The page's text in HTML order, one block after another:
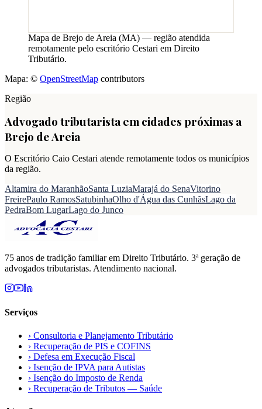
Mapa de Brejo de Areia (MA) — região atendida
remotamente pelo escritório Cestari em Direito
Tributário.
Mapa: © OpenStreetMap contributors
Região
Advogado tributarista em cidades próximas a
Brejo de Areia
O Escritório Caio Cestari atende remotamente todos os municípios
da região.
Altamira do MaranhãoSanta LuziaMarajá do SenaVitorino
FreirePaulo RamosSatubinhaOlho d'Água das CunhãsLago da
PedraBom LugarLago do Junco
75 anos de tradição familiar em Direito Tributário. 3ª geração de
advogados tributaristas. Atendimento nacional.
Serviços
› Consultoria e Planejamento Tributário
› Recuperação de PIS e COFINS
› Defesa em Execução Fiscal
› Isenção de IPVA para Autistas
› Isenção do Imposto de Renda
› Recuperação de Tributos — Saúde